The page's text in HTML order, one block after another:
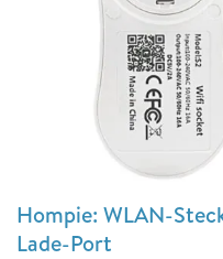
Hompie: WLAN-
Lade-Port